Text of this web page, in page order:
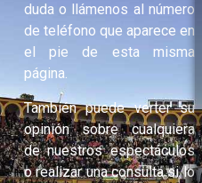
duda o llámenos al número
de teléfono que aparece en
el pie de esta misma
página.
También puede verter su
opinión sobre cualquiera
de nuestros espectáculos
o realizar una consulta si lo